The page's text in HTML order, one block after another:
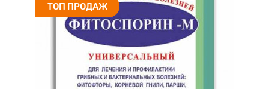
ТОП ПРОДАЖ